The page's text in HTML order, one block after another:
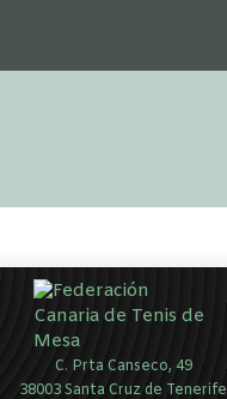
C. Prta Canseco, 49
38003 Santa Cruz de Tenerife